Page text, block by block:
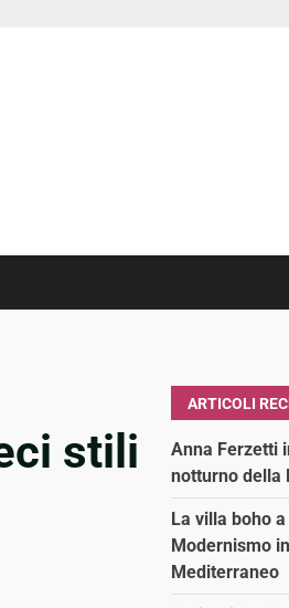
stili
ARTICOLI
Anna Ferzetti
notturno della
La villa boho
Modernismo
Mediterraneo